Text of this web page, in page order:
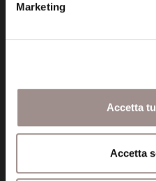
Marketing
Accetta
Accetta
Amministrazione trasparente